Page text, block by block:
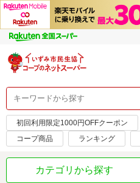
初回利用限定1000円OFFクーポン
コープ商品
ランキング
カテゴリから探す